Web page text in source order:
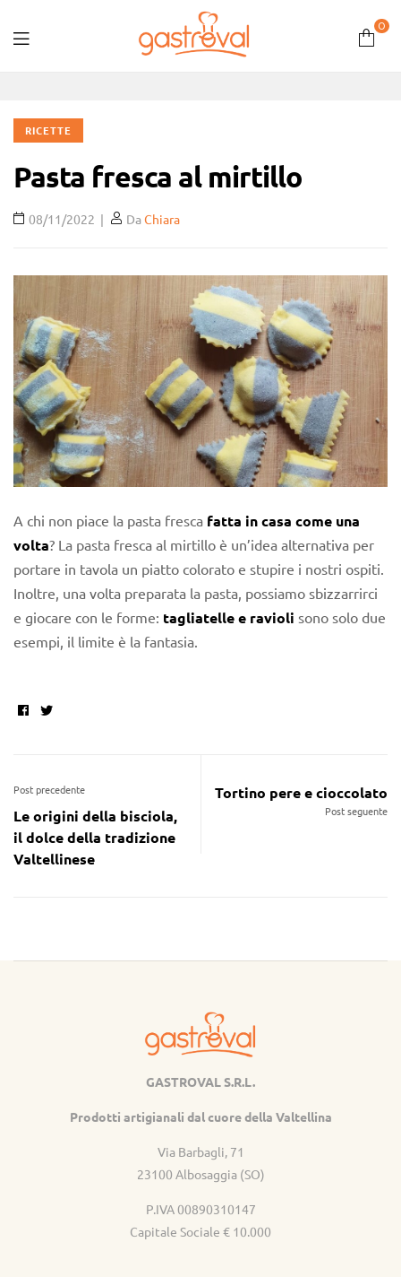
0
RICETTE
Pasta fresca al mirtillo
08/11/2022 DaChiara
A chi non piace la pasta fresca fatta in casa come una
volta? La pasta fresca al mirtillo è un’idea alternativa per
portare in tavola un piatto colorato e stupire i nostri ospiti.
Inoltre, una volta preparata la pasta, possiamo sbizzarrirci
e giocare con le forme: tagliatelle e ravioli sono solo due
esempi, il limite è la fantasia.
Facebook
Twitter
Post precedente
Le origini della bisciola,
il dolce della tradizione
Valtellinese
Post seguente
Tortino pere e cioccolato
GASTROVAL S.R.L.
Prodotti artigianali dal cuore della Valtellina
Via Barbagli, 71
23100 Albosaggia (SO)
P.IVA 00890310147
Capitale Sociale € 10.000